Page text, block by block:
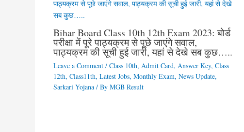
Bihar Board Class 10th 12th Exam 2023: बोर्ड
परीक्षा में पूरे पाठ्यक्रम से पूछे जाएंगे सवाल,
पाठ्यक्रम की सूची हुई जारी, यहां से देखे सब कुछ…..
Leave a Comment / Class 10th, Admit Card, Answer Key, Class
12th, Class11th, Latest Jobs, Monthly Exam, News Update,
Sarkari Yojana/ By MGB Result